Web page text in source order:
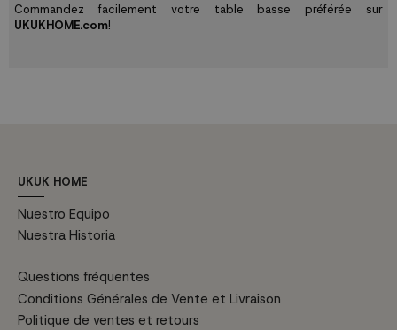
Commandez facilement votre table basse préférée sur
UKUKHOME.com!
UKUK HOME
Nuestro Equipo
Nuestra Historia
Questions fréquentes
Conditions Générales de Vente et Livraison
Politique de ventes et retours